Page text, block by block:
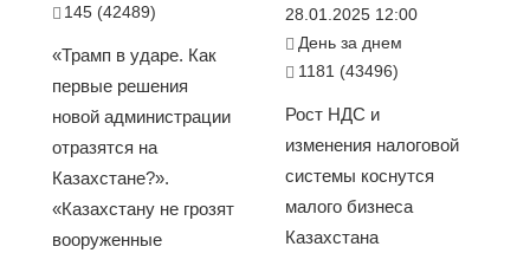
145 (42489)
«Трамп в ударе. Как
первые решения
новой администрации
отразятся на
Казахстане?».
«Казахстану не грозят
вооруженные
28.01.2025 12:00
День за днем
1181 (43496)
Рост НДС и
изменения налоговой
системы коснутся
малого бизнеса
Казахстана